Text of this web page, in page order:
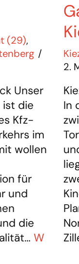
(29),
Unser
ist die
Kfz-
im
wollen
für
und
die
W
2.
In